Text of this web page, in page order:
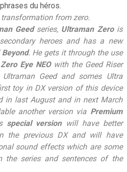
du héros.
from zero.
Geedseries, Ultraman Zerois
heroes and has a new
Beyond. He gets it through the use
Eye NEOwith the Geed Riser
Geed and somes Ultra
toy in DX version of this device
in last August and in next March
another version via Premium
special versionwill have better
the previous DX and will have
sound effects which are some
the series and sentences of the